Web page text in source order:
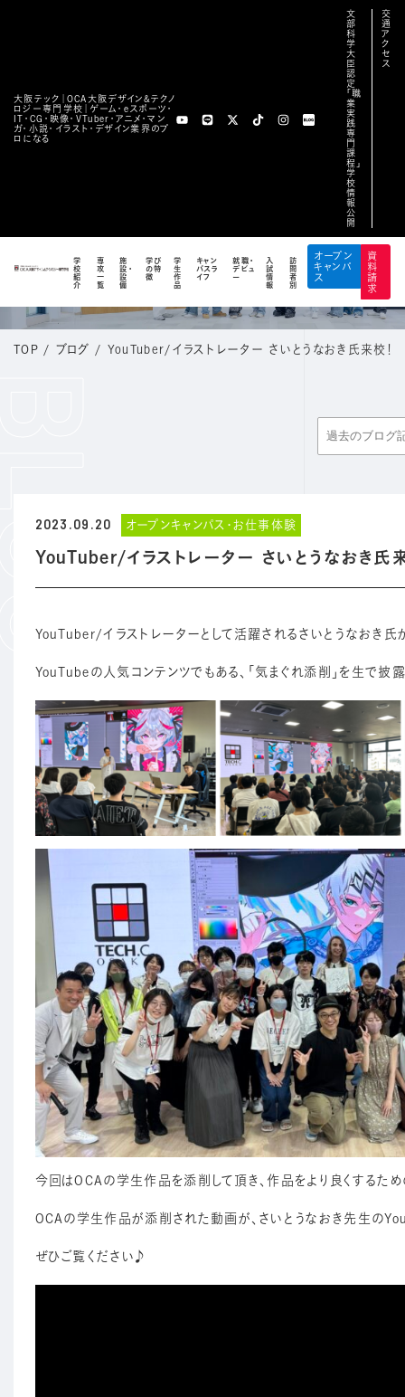
大阪テック｜OCA⼤阪デザイン&テクノ
ロジー専⾨学校｜ゲーム・eスポーツ・
IT・CG・映像・VTuber・アニメ・マン
ガ・小説・イラスト・デザイン業界のプ
ロになる
文
部
科
学
大
臣
認
定
「職
業
実
践
専
門
課
程」
学
校
情
報
公
開
交
通
ア
ク
セ
ス
学
校
紹
介
専
攻
一
覧
施
設・
設
備
学び
の特
徴
学
生
作
品
キャン
パスラ
イフ
就職・
デビュ
ー
入
試
情
報
訪
問
者
別
オープン
キャンパ
ス
資
料
請
求
BLOG
公式ブログ
TOP / ブログ / YouTuber/イラストレーター さいとうなおき氏来校！
2023.09.20 オープンキャンパス・お仕事体験
YouTuber/イラストレーター さいとうなおき氏
YouTuber/イラストレーターとして活躍されるさいとうなおき氏
YouTubeの人気コンテンツでもある、「気まぐれ添削」を生で披露
今回はOCAの学生作品を添削して頂き、作品をより良くするた
OCAの学生作品が添削された動画が、さいとうなおき先生の
ぜひご覧ください♪